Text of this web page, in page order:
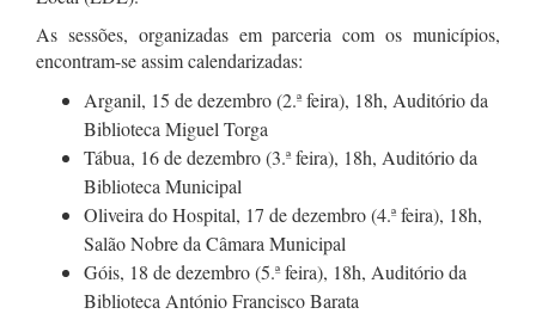
As sessões, organizadas em parceria com os municípios,
encontram-se assim calendarizadas:
Arganil, 15 de dezembro (2.ª feira), 18h, Auditório da
Biblioteca Miguel Torga
Tábua, 16 de dezembro (3.ª feira), 18h, Auditório da
Biblioteca Municipal
Oliveira do Hospital, 17 de dezembro (4.ª feira), 18h,
Salão Nobre da Câmara Municipal
Góis, 18 de dezembro (5.ª feira), 18h, Auditório da
Biblioteca António Francisco Barata